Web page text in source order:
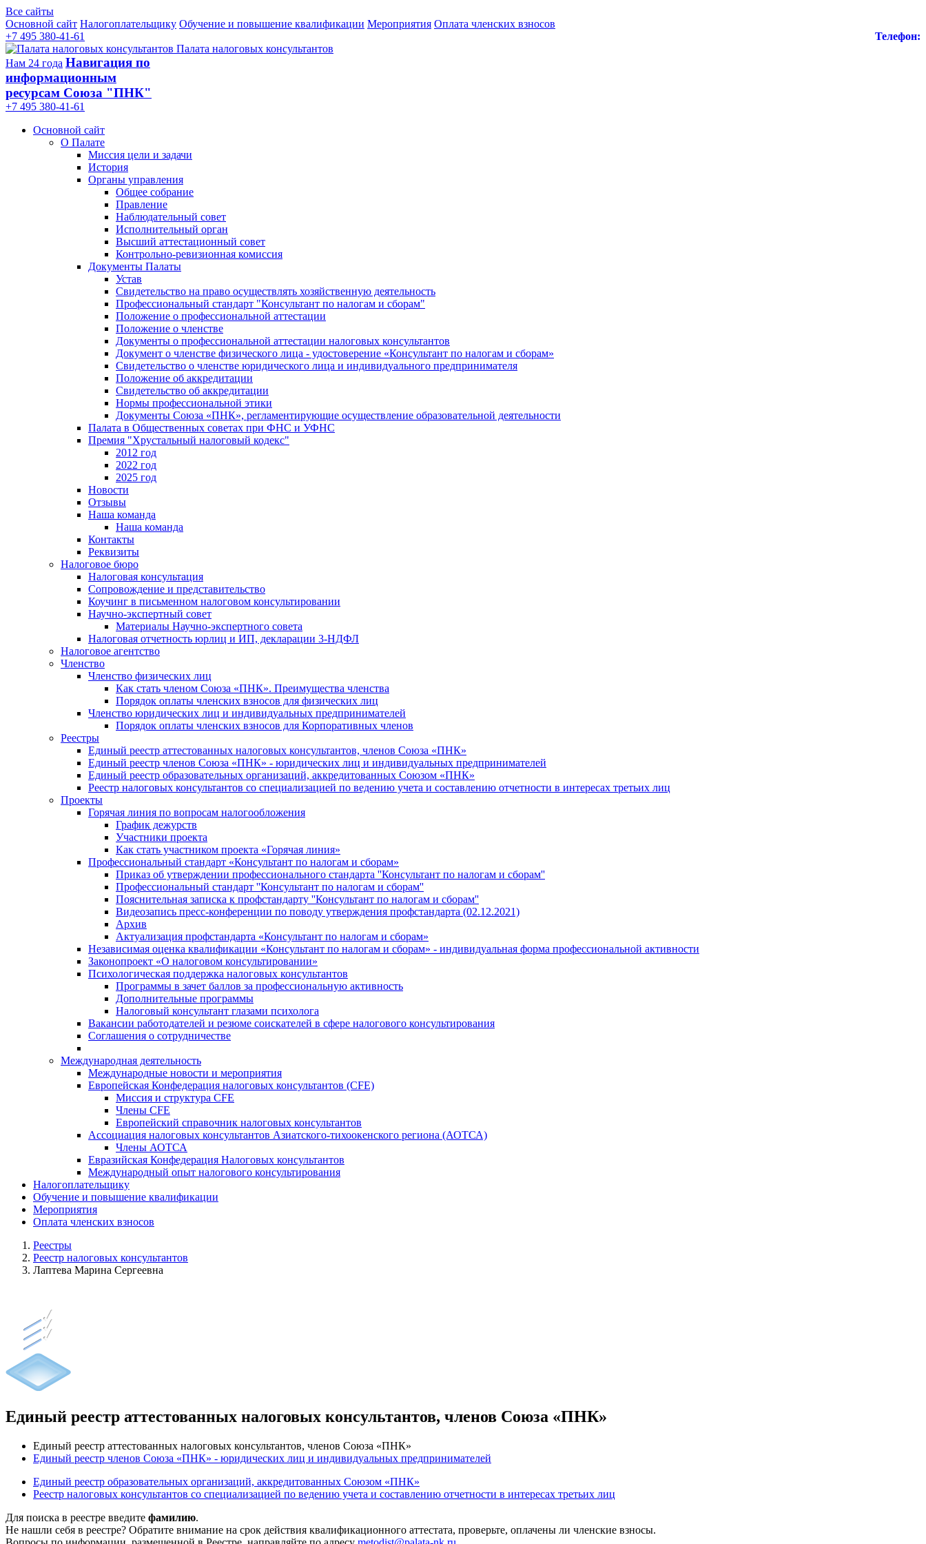
Все сайты
Основной сайт Налогоплательщику Обучение и повышение квалификации Мероприятия Оплата членских взносов
Телефон:
+7 495 380-41-61
Палата налоговых консультантов
Нам 24 года Навигация по
информационным
ресурсам Союза "ПНК"
+7 495 380‑41‑61
Основной сайт
О Палате
Миссия цели и задачи
История
Органы управления
Общее собрание
Правление
Наблюдательный совет
Исполнительный орган
Высший аттестационный совет
Контрольно-ревизионная комиссия
Документы Палаты
Устав
Свидетельство на право осуществлять хозяйственную деятельность
Профессиональный стандарт "Консультант по налогам и сборам"
Положение о профессиональной аттестации
Положение о членстве
Документы о профессиональной аттестации налоговых консультантов
Документ о членстве физического лица - удостоверение «Консультант по налогам и сборам»
Свидетельство о членстве юридического лица и индивидуального предпринимателя
Положение об аккредитации
Свидетельство об аккредитации
Нормы профессиональной этики
Документы Союза «ПНК», регламентирующие осуществление образовательной деятельности
Палата в Общественных советах при ФНС и УФНС
Премия "Хрустальный налоговый кодекс"
2012 год
2022 год
2025 год
Новости
Отзывы
Наша команда
Наша команда
Контакты
Реквизиты
Налоговое бюро
Налоговая консультация
Cопровождение и представительство
Коучинг в письменном налоговом консультировании
Научно-экспертный совет
Материалы Научно-экспертного совета
Налоговая отчетность юрлиц и ИП, декларации 3-НДФЛ
Налоговое агентство
Членство
Членство физических лиц
Как стать членом Союза «ПНК». Преимущества членства
Порядок оплаты членских взносов для физических лиц
Членство юридических лиц и индивидуальных предпринимателей
Порядок оплаты членских взносов для Корпоративных членов
Реестры
Единый реестр аттестованных налоговых консультантов, членов Союза «ПНК»
Единый реестр членов Союза «ПНК» - юридических лиц и индивидуальных предпринимателей
Единый реестр образовательных организаций, аккредитованных Союзом «ПНК»
Реестр налоговых консультантов со специализацией по ведению учета и составлению отчетности в интересах третьих лиц
Проекты
Горячая линия по вопросам налогообложения
График дежурств
Участники проекта
Как стать участником проекта «Горячая линия»
Профессиональный стандарт «Консультант по налогам и сборам»
Приказ об утверждении профессионального стандарта ''Консультант по налогам и сборам''
Профессиональный стандарт ''Консультант по налогам и сборам''
Пояснительная записка к профстандарту ''Консультант по налогам и сборам''
Видеозапись пресс-конференции по поводу утверждения профстандарта (02.12.2021)
Архив
Актуализация профстандарта «Консультант по налогам и сборам»
Независимая оценка квалификации «Консультант по налогам и сборам» - индивидуальная форма профессиональной активности
Законопроект «О налоговом консультировании»
Психологическая поддержка налоговых консультантов
Программы в зачет баллов за профессиональную активность
Дополнительные программы
Налоговый консультант глазами психолога
Вакансии работодателей и резюме соискателей в сфере налогового консультирования
Соглашения о сотрудничестве
Международная деятельность
Международные новости и мероприятия
Европейская Конфедерация налоговых консультантов (CFE)
Миссия и структура CFE
Члены CFE
Европейский справочник налоговых консультантов
Ассоциация налоговых консультантов Азиатского-тихоокенского региона (АОТСА)
Члены АОТСА
Евразийская Конфедерация Налоговых консультантов
Международный опыт налогового консультирования
Налогоплательщику
Обучение и повышение квалификации
Мероприятия
Оплата членских взносов
Реестры
Реестр налоговых консультантов
Лаптева Марина Сергеевна
Единый реестр аттестованных налоговых консультантов, членов Союза «ПНК»
Единый реестр аттестованных налоговых консультантов, членов Союза «ПНК»
Единый реестр членов Союза «ПНК» - юридических лиц и индивидуальных предпринимателей
Единый реестр образовательных организаций, аккредитованных Союзом «ПНК»
Реестр налоговых консультантов со специализацией по ведению учета и составлению отчетности в интересах третьих лиц
Для поиска в реестре введите фамилию.
Не нашли себя в реестре? Обратите внимание на срок действия квалификационного аттестата, проверьте, оплачены ли членские взносы.